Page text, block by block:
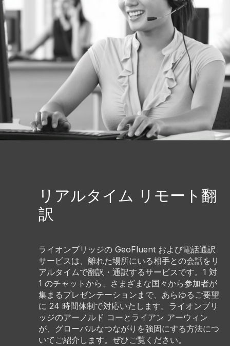
リアルタイム リモート翻
訳
ライオンブリッジの GeoFluent および電話通訳
サービスは、離れた場所にいる相手との会話をリ
アルタイムで翻訳・通訳するサービスです。1 対
1 のチャットから、さまざまな国々から参加者が
集まるプレゼンテーションまで、あらゆるご要望
に 24 時間体制で対応いたします。ライオンブリ
ッジのアーノルド コーとライアン アーウィン
が、グローバルなつながりを強固にする方法につ
いてご紹介します。ぜひご覧ください。